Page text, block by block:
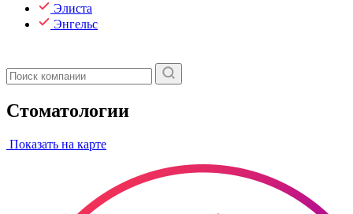
Элиста
Энгельс
Стоматологии
Показать на карте